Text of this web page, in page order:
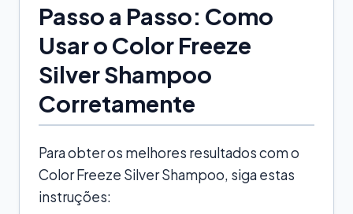
Passo a Passo: Como
Usar o Color Freeze
Silver Shampoo
Corretamente
Para obter os melhores resultados com o
Color Freeze Silver Shampoo, siga estas
instruções: